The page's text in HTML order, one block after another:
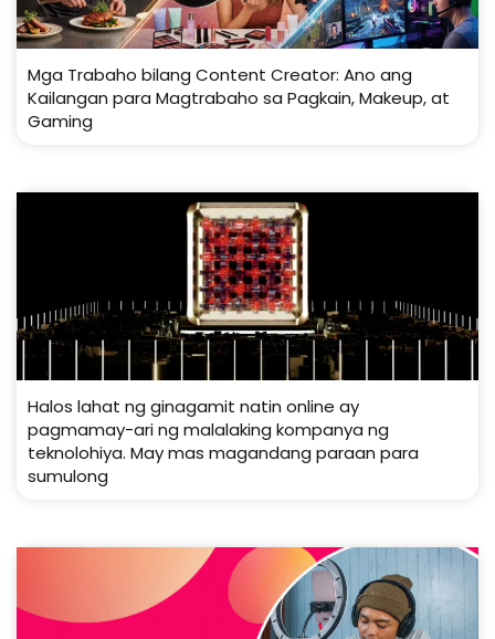
Mga Trabaho bilang Content Creator: Ano ang
Kailangan para Magtrabaho sa Pagkain, Makeup, at
Gaming
Halos lahat ng ginagamit natin online ay
pagmamay-ari ng malalaking kompanya ng
teknolohiya. May mas magandang paraan para
sumulong